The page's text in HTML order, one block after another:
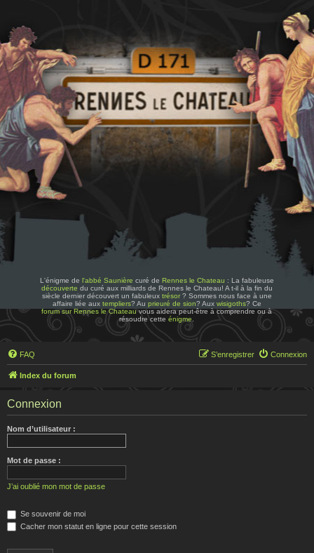
L'énigme de l'abbé Saunière curé de Rennes le Chateau : La fabuleuse
découverte du curé aux milliards de Rennes le Chateau! A t-il à la fin du
siècle dernier découvert un fabuleux trésor? Sommes nous face à une
affaire liée aux templiers? Au prieuré de sion? Aux wisigoths? Ce
forum sur Rennes le Chateauvous aidera peut-être à comprendre ou à
résoudre cetteénigme
FAQ Connexion
S’enregistrer
Index du forum
Connexion
Nom d’utilisateur :
Mot de passe :
J’ai oublié mon mot de passe
Se souvenir de moi
Cacher mon statut en ligne pour cette session